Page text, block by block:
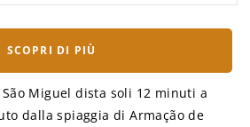
SCOPRI DI PIÙ
Miguel dista soli 12 minuti a
dalla spiaggia di Armação de